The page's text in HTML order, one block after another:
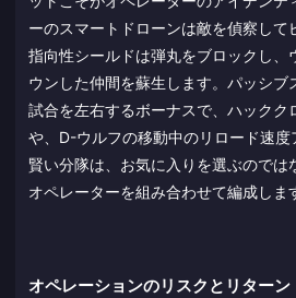
ーのスマートドローンは敵を偵察して
指向性シールドは弾丸をブロックし、
ウンした仲間を蘇生します。パッシブ
試合を左右するボーナスで、ハックク
や、D-ウルフの移動中のリロード速度
賢い分隊は、お気に入りを選ぶのでは
オペレーターを組み合わせて編成しま
オペレーションのリスクとリターン